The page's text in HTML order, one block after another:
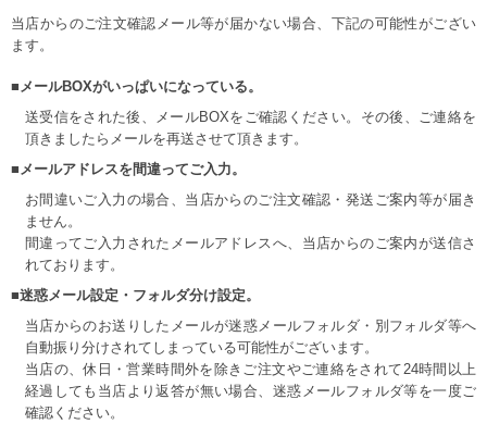
当店からのご注文確認メール等が届かない場合、下記の可能性がござい
ます。
■メールBOXがいっぱいになっている。
送受信をされた後、メールBOXをご確認ください。その後、ご連絡を
頂きましたらメールを再送させて頂きます。
■メールアドレスを間違ってご入力。
お間違いご入力の場合、当店からのご注文確認・発送ご案内等が届き
ません。
間違ってご入力されたメールアドレスへ、当店からのご案内が送信さ
れております。
■迷惑メール設定・フォルダ分け設定。
当店からのお送りしたメールが迷惑メールフォルダ・別フォルダ等へ
自動振り分けされてしまっている可能性がございます。
当店の、休日・営業時間外を除きご注文やご連絡をされて24時間以上
経過しても当店より返答が無い場合、迷惑メールフォルダ等を一度ご
確認ください。